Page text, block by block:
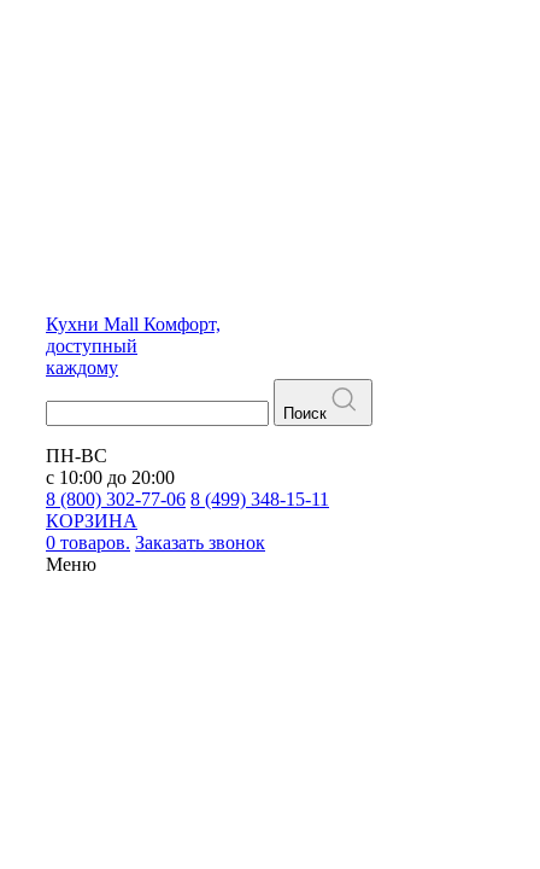
Кухни Mall Комфорт,
доступный
каждому
Поиск
ПН-ВС
с 10:00 до 20:00
8 (800) 302-77-06 8 (499) 348-15-11
КОРЗИНА
0 товаров. Заказать звонок
Меню